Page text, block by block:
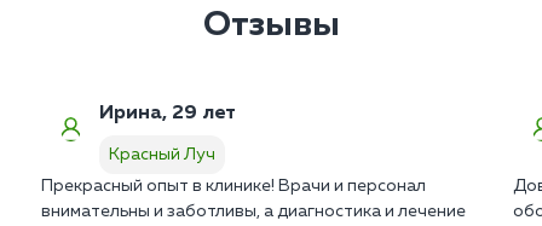
Выраженный прилив сил и стойкое возвращение
Отзывы
Ирина, 29 лет
Красный Луч
Прекрасный опыт в клинике! Врачи и персонал
внимательны и заботливы, а диагностика и лечение